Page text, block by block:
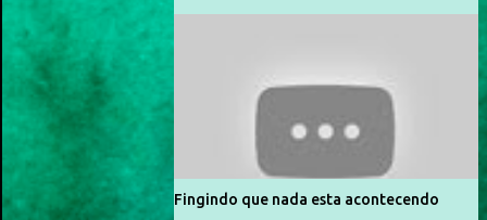
Rocinha. A assessora de Direitos Humanos
da Anistia Internacional, Renata Neder, disse
à Agência Brasil que ações e atividades de
mobilização são feitas normalmente pela
organização não governamental. As ações
de solidariedade são promovidas em apoio
Fingindo que nada esta acontecendo